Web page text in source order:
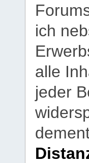
ich
alle
jeder